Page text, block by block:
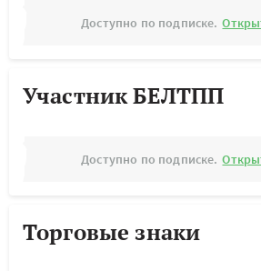
Доступно по подписке.
Участник БЕЛТПП
Доступно по подписке.
Торговые знаки